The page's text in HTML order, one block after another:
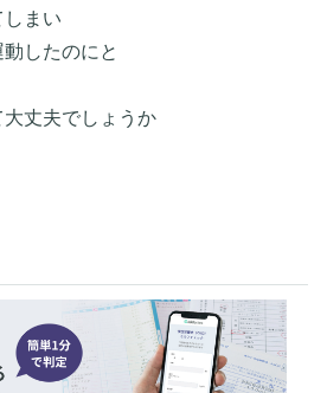
まい
したのにと
丈夫でしょうか